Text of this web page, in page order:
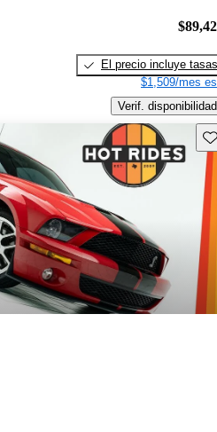
El precio incluye tasas
$1,509/mes
Verif. disponibilidad